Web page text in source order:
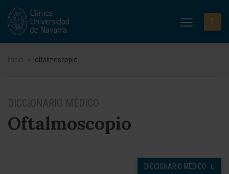
Inicio > oftalmoscopio
DICCIONARIO MÉDICO
Oftalmoscopio
DICCIONARIO MÉDICO